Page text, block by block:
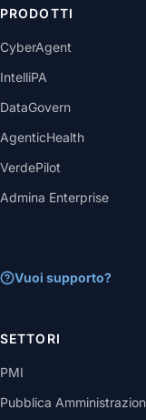
PRODOTTI
CyberAgent
IntelliPA
DataGovern
AgenticHealth
VerdePilot
Admina Enterprise
Vuoi supporto?
SETTORI
PMI
Pubblica